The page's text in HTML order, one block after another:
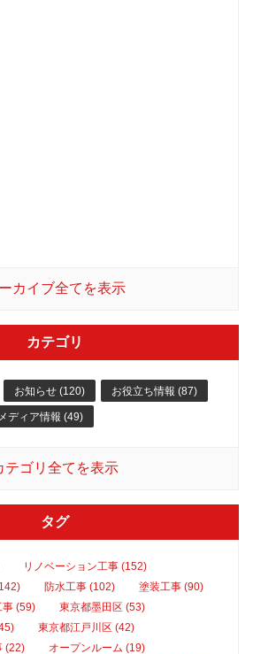
カイブ全てを表示
カテゴリ
お知らせ (120) お役立ち情報 (87)
メディア情報 (49)
テゴリ全てを表示
タグ
リノベーション工事 (152)
防水工事 (102)
塗装工事 (90)
事 (59)
東京都墨田区 (53)
東京都江戸川区 (42)
(22)
オープンルーム (19)